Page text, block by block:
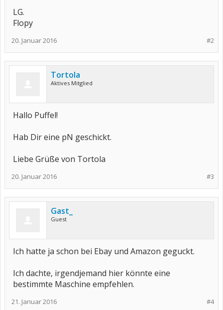
LG.
Flopy
#2
20. Januar 2016
Tortola
Aktives Mitglied
Hallo Puffel!
Hab Dir eine pN geschickt.
Liebe Grüße von Tortola
#3
20. Januar 2016
Gast_
Guest
Ich hatte ja schon bei Ebay und Amazon geguckt.
Ich dachte, irgendjemand hier könnte eine
bestimmte Maschine empfehlen.
#4
21. Januar 2016